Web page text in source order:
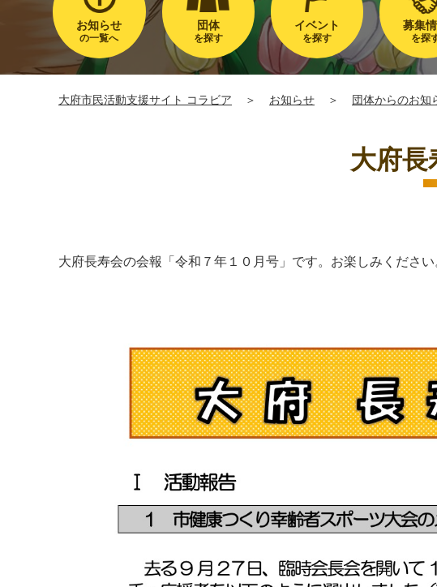
お知らせ
の一覧へ
団体
を探す
イベント
を探す
募集
を探
大府市民活動支援サイト コラビア ＞ お知らせ ＞ 団体からのお知
大府
大府長寿会の会報「令和７年１０月号」です。お楽しみください